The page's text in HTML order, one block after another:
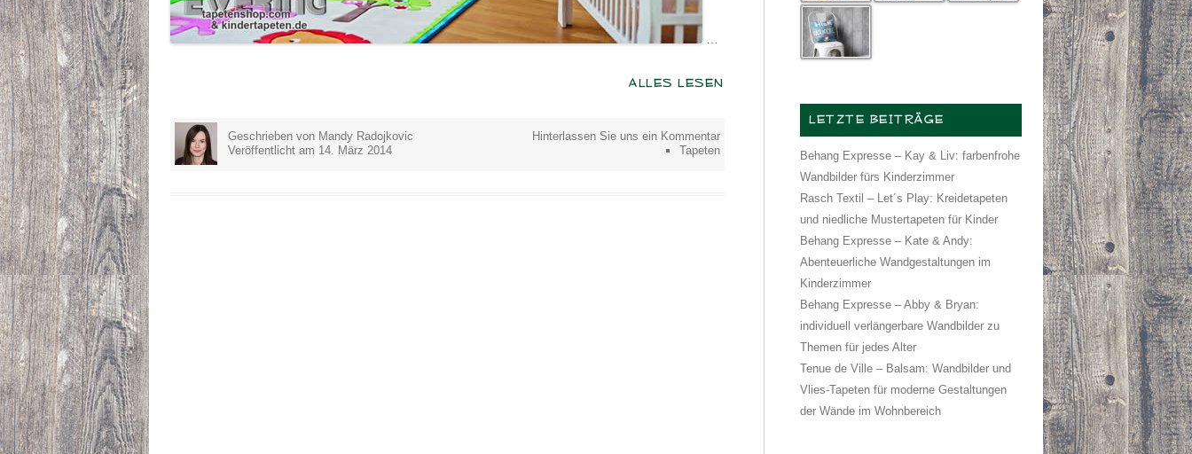
ALLES LESEN
Geschrieben von Mandy Radojkovic
Veröffentlicht am 14. März 2014
Hinterlassen Sie uns ein Kommentar
Tapeten
LETZTE BEITRÄGE
Behang Expresse – Kay & Liv: farbenfrohe
Wandbilder fürs Kinderzimmer
Rasch Textil – Let´s Play: Kreidetapeten
und niedliche Mustertapeten für Kinder
Behang Expresse – Kate & Andy:
Abenteuerliche Wandgestaltungen im
Kinderzimmer
Behang Expresse – Abby & Bryan:
individuell verlängerbare Wandbilder zu
Themen für jedes Alter
Tenue de Ville – Balsam: Wandbilder und
Vlies-Tapeten für moderne Gestaltungen
der Wände im Wohnbereich